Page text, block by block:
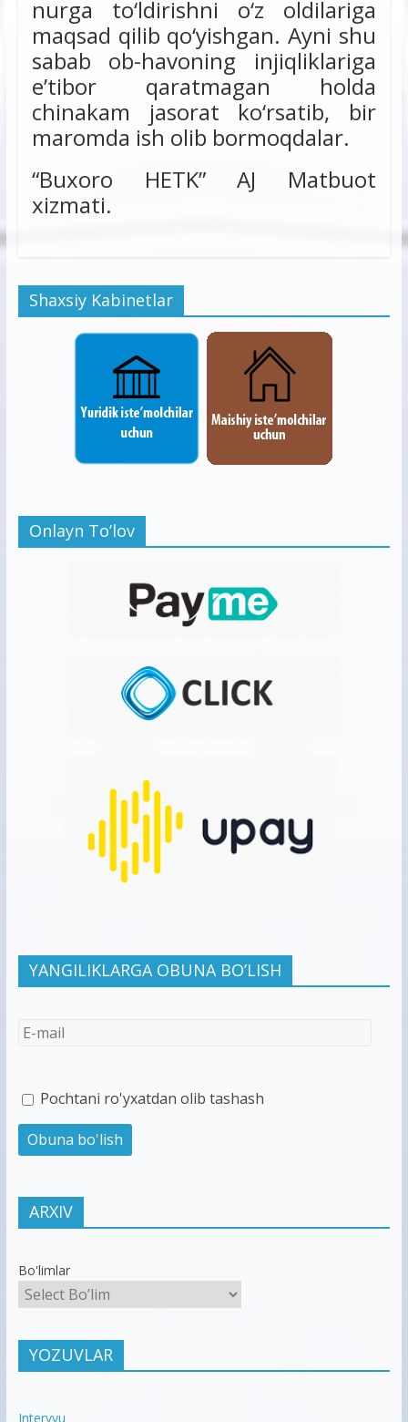
nurga to‘ldirishni o‘z oldilariga
maqsad qilib qo‘yishgan. Ayni shu
sabab ob-havoning injiqliklariga
e’tibor qaratmagan holda
chinakam jasorat ko‘rsatib, bir
maromda ish olib bormoqdalar.
“Buxoro HETK” AJ Matbuot
xizmati.
Shaxsiy Kabinetlar
Onlayn To’lov
YANGILIKLARGA OBUNA BO’LISH
Pochtani ro'yxatdan olib tashash
ARXIV
Bo'limlar
YOZUVLAR
Intervyu